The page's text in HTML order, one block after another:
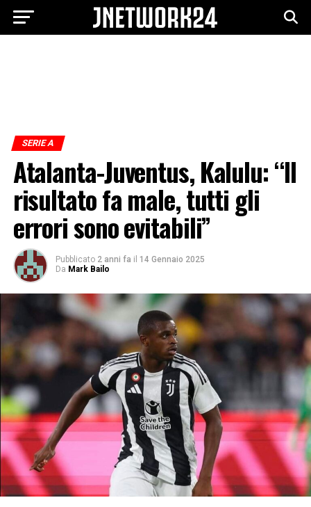
SERIE A
Atalanta-Juventus, Kalulu: “ll
risultato fa male, tutti gli
errori sono evitabili”
Pubblicato 2 anni fa il 14 Gennaio 2025
Da Mark Bailo